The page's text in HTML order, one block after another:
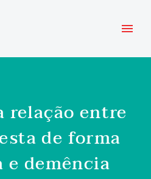
relação entre
de forma
e demência